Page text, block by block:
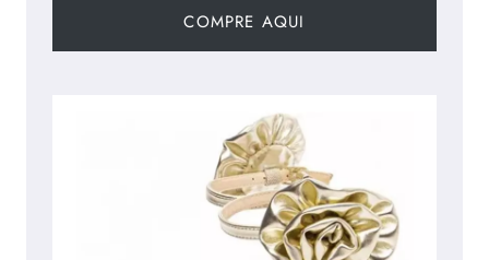
COMPRE AQUI